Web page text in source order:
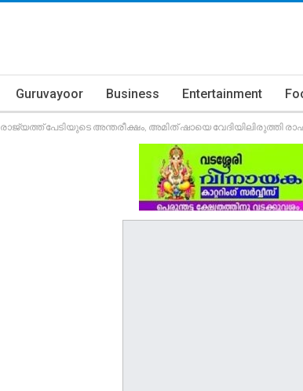
Guruvayoor Business Entertainment
രാജ്യത്ത് പേടിയുടെ അന്തരീക്ഷം, അമിത് ഷായെ വേദിയിലിരുത്തി